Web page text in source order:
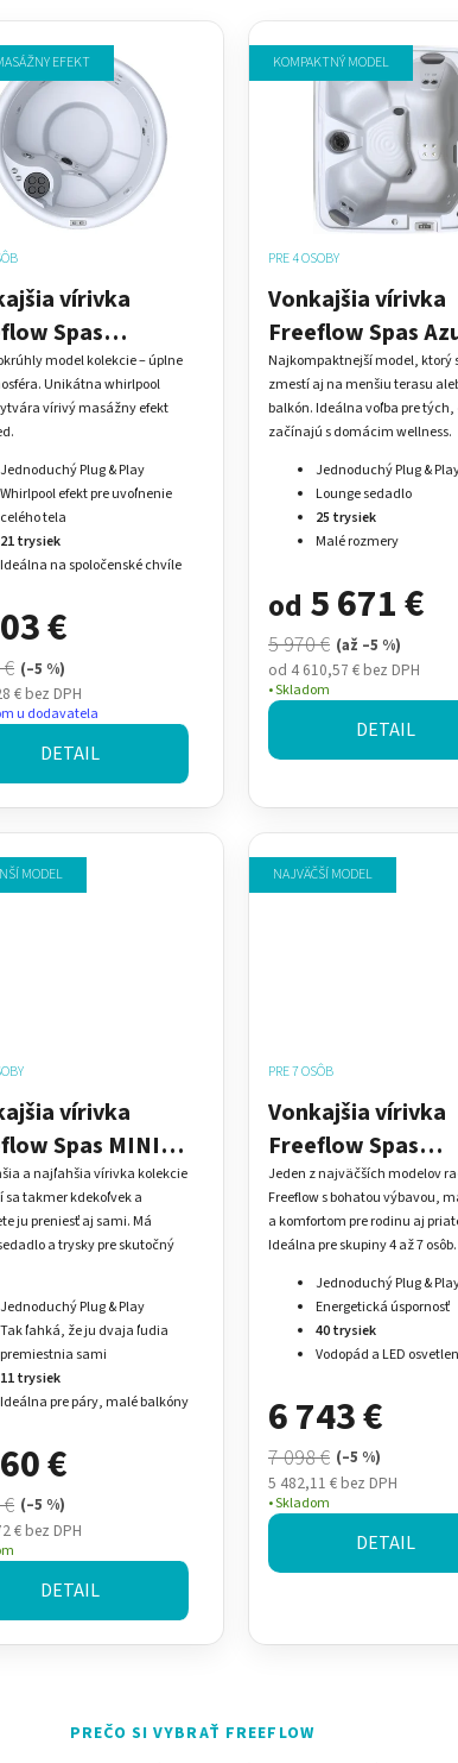
EFEKT
vírivka
Spas
pre 5 osôb –
Play
model kolekcie – úplne
Unikátna whirlpool
vírivý masážny efekt
Jednoduchý Plug & Play
Whirlpool efekt pre uvoľnenie
celého tela
21 trysiek
Ideálna na spoločenské chvíle
€
(–5 %)
€ bez DPH
u dodavatela
DETAIL
KOMPAKTNÝ MODEL
PRE 4 OSOBY
Vonkajšia vírivka
Freeflow Spas
pre 4 osoby s
ležadlom – Plug &
Play
Najkompaktnejší model, ktorý
zmestí aj na menšiu terasu
balkón. Ideálna voľba pre tých,
začínajú s domácim wellness.
Jednoduchý Plug &
Lounge sedadlo
25 trysiek
Malé rozmery
od 5 671 €
5 970 € (až –5 %)
od 4 610,57 € bez DPH
Skladom
DETAIL
MODEL
vírivka
Spas MINI™
osoby s 2
– Plug &
a najľahšia vírivka kolekcie
sa takmer kdekoľvek a
ju preniesť aj sami. Má
a trysky pre skutočný
Jednoduchý Plug & Play
Tak ľahká, že ju dvaja ľudia
premiestnia sami
11 trysiek
Ideálna pre páry, malé balkóny
€
(–5 %)
€ bez DPH
DETAIL
NAJVÄČŠÍ MODEL
PRE 7 OSÔB
Vonkajšia vírivka
Freeflow Spas
MONTEREY™ pre
osôb – Plug &
Jeden z najväčších modelov
Freeflow s bohatou výbavou,
a komfortom pre rodinu aj
Ideálna pre skupiny 4 až 7 osôb.
Jednoduchý Plug &
Energetická úspornosť
40 trysiek
Vodopád a LED
6 743 €
7 098 € (–5 %)
5 482,11 € bez DPH
Skladom
DETAIL
PREČO SI VYBRAŤ FREEFLOW